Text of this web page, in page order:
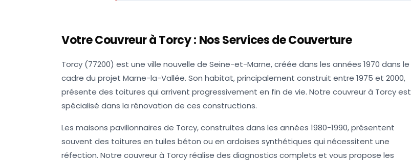
Votre Couvreur àTorcy: Nos Services de Couverture
Torcy (77200) est une ville nouvelle de Seine-et-Marne, créée dans les années 1970 dans le
cadre du projet Marne-la-Vallée. Son habitat, principalement construit entre 1975 et 2000,
présente des toitures qui arrivent progressivement en fin de vie. Notre couvreur à Torcy est
spécialisé dans la rénovation de ces constructions.
Les maisons pavillonnaires de Torcy, construites dans les années 1980-1990, présentent
souvent des toitures en tuiles béton ou en ardoises synthétiques qui nécessitent une
réfection. Notre couvreur à Torcy réalise des diagnostics complets et vous propose les